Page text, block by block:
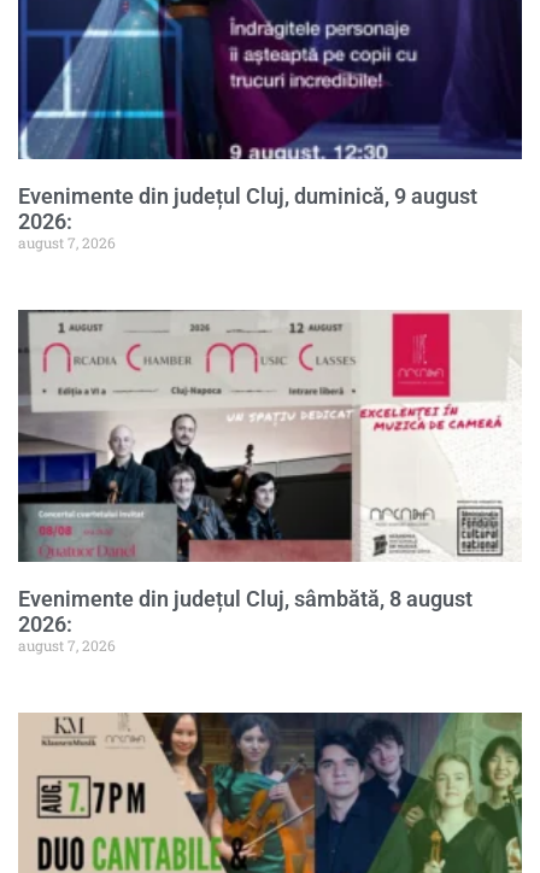
Evenimente din județul Cluj, duminică, 9 august
2026:
august 7, 2026
Evenimente din județul Cluj, sâmbătă, 8 august
2026:
august 7, 2026